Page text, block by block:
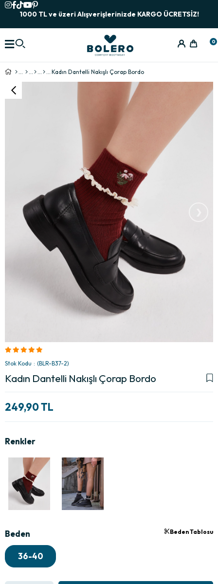
1000 TL ve üzeri Alışverişlerinizde KARGO ÜCRETSİZ!
0
Kadın Dantelli Nakışlı Çorap Bordo
Stok Kodu (BLR-B37-2)
Kadın Dantelli Nakışlı Çorap Bordo
249,90 TL
Beden
36-40
Beden Tablosu